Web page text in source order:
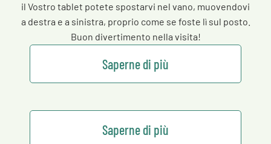
il Vostro tablet potete spostarvi nel vano, muovendovi
a destra e a sinistra, proprio come se foste lì sul posto.
Buon divertimento nella visita!
Saperne di più
Saperne di più